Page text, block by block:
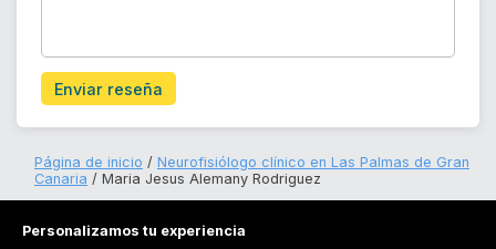
Enviar reseña
Página de inicio
Neurofisiólogo clínico en Las Palmas de Gran
Canaria
Maria Jesus Alemany Rodriguez
Personalizamos tu experiencia